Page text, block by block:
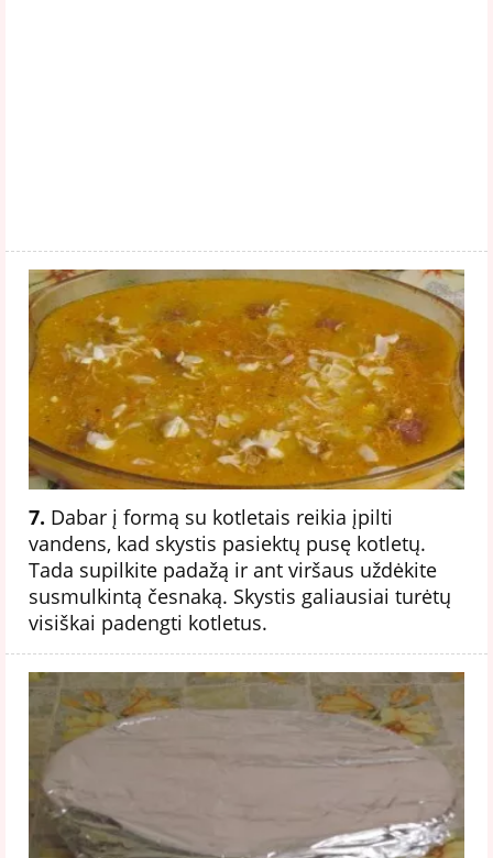
7. Dabar į formą su kotletais reikia įpilti
vandens, kad skystis pasiektų pusę kotletų.
Tada supilkite padažą ir ant viršaus uždėkite
susmulkintą česnaką. Skystis galiausiai turėtų
visiškai padengti kotletus.